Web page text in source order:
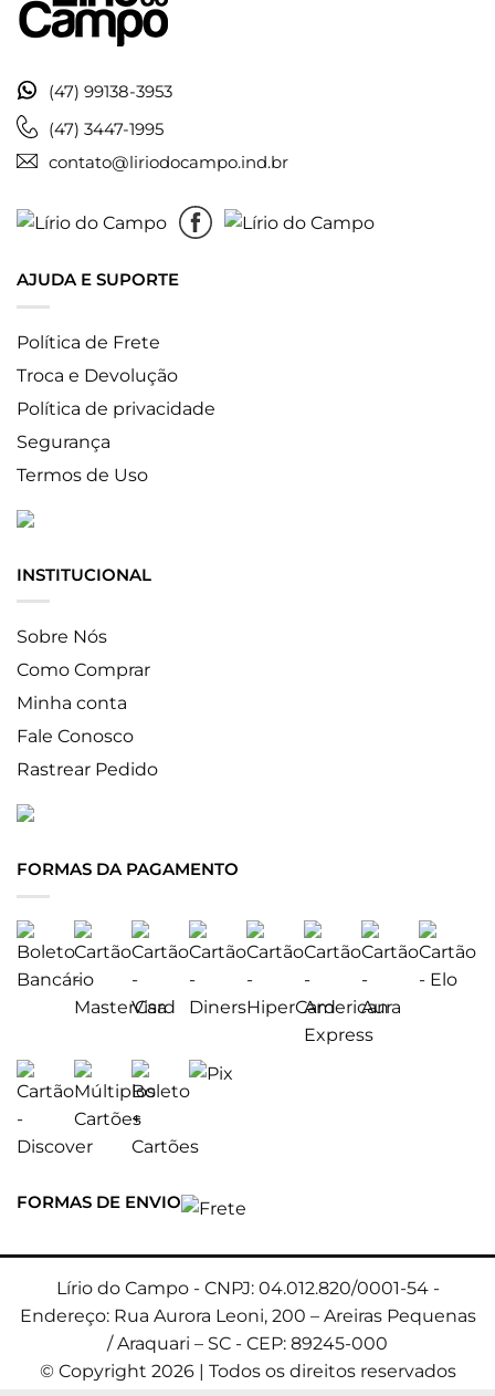
(47) 99138-3953
(47) 3447-1995
contato@liriodocampo.ind.br
AJUDA E SUPORTE
Política de Frete
Troca e Devolução
Política de privacidade
Segurança
Termos de Uso
INSTITUCIONAL
Sobre Nós
Como Comprar
Minha conta
Fale Conosco
Rastrear Pedido
FORMAS DA PAGAMENTO
FORMAS DE ENVIO
Lírio do Campo - CNPJ: 04.012.820/0001-54 -
Endereço: Rua Aurora Leoni, 200 – Areiras Pequenas
/ Araquari – SC - CEP: 89245-000
© Copyright 2026 | Todos os direitos reservados